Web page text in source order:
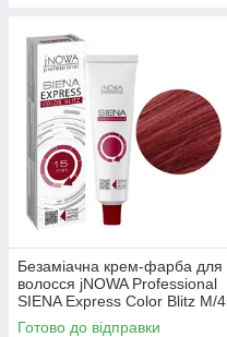
Безаміачна крем-фарба для
волосся jNOWA Professional
SIENA Express Color Blitz М/4
60 мл
Готово до відправки